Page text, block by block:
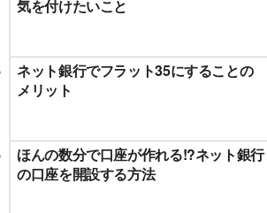
気を付けたいこと
ネット銀行でフラット35にすることの
メリット
ほんの数分で口座が作れる!?ネット銀行
の口座を開設する方法